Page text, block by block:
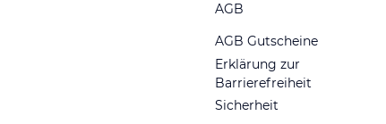
AGB
AGB Gutscheine
Erklärung zur
Barrierefreiheit
Sicherheit